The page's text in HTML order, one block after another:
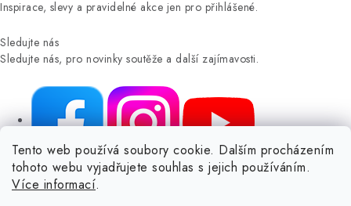
Tento web používá soubory cookie. Dalším procházením
tohoto webu vyjadřujete souhlas s jejich používáním.
Více informací.
Inspirace, slevy a pravidelné akce jen pro přihlášené.
Sledujte nás
Sledujte nás, pro novinky soutěže a další zajímavosti.
NIKARO, s.r.o.- Dokoše.cz, Veselka 48, 259 01 Olbramovice -
Votice, ČESKÁ REPUBLIKA